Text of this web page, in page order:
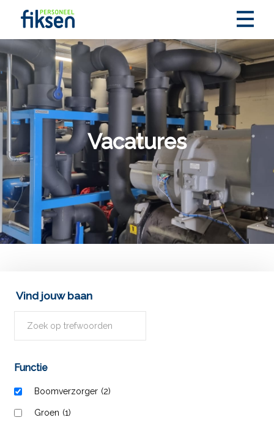
Vacatures
Vind jouw baan
Functie
Boomverzorger (2)
Groen (1)